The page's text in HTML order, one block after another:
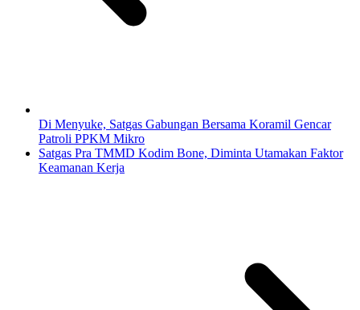
Di Menyuke, Satgas Gabungan Bersama Koramil Gencar
Patroli PPKM Mikro
Satgas Pra TMMD Kodim Bone, Diminta Utamakan Faktor
Keamanan Kerja